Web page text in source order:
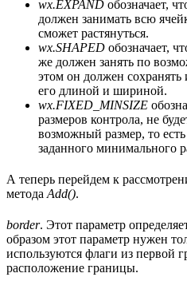
wx.EXPAND обозначает,
должен занимать всю
сможет растянуться.
wx.SHAPED обозначает,
же должен занять по
этом он должен
его длиной и шириной.
wx.FIXED_MINSIZE
размеров контрола, не
возможный размер, то
заданного минимального
А теперь перейдем к
метода Add().
border. Этот параметр
образом этот параметр нужен
используются флаги из первой
расположение границы.